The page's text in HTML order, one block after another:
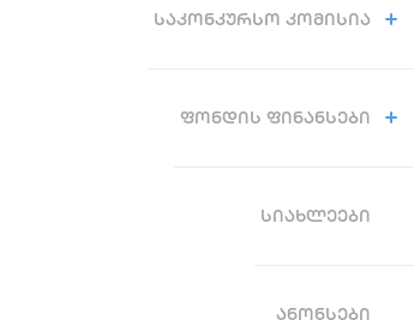
ᲡᲐᲙᲝᲜᲙᲣᲠᲡᲝ ᲙᲝᲛᲘᲡᲘᲐ
ᲤᲝᲜᲓᲘᲡ ᲤᲘᲜᲐᲜᲡᲔᲑᲘ
ᲡᲘᲐᲮᲚᲔᲔᲑᲘ
ᲐᲜᲝᲜᲡᲔᲑᲘ